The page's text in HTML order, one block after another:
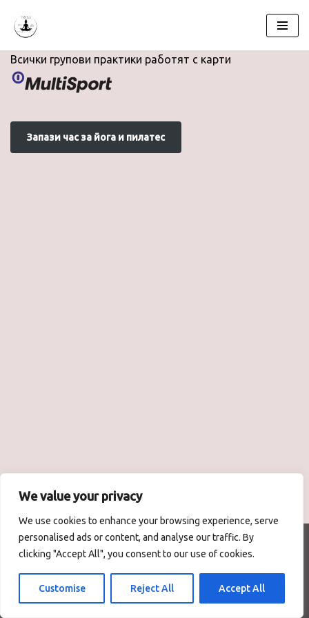
We value your privacy
We use cookies to enhance your browsing experience, serve
personalised ads or content, and analyse our traffic. By
clicking "Accept All", you consent to our use of cookies.
Customise Reject All Accept All
Продължете
към
съдържанието
Всички групови практики работят с карти
Запази час за йога и пилатес
Neve| Задвижван отWordPress
Пилатес реформър
Контакти За нас
Блог
Политика за поверителност